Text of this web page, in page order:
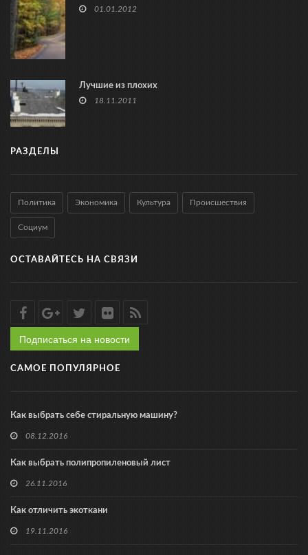
01.01.2012
Лучшие из плохих
18.11.2011
РАЗДЕЛЫ
Политика Экономика Культура Происшествия
Социум
ОСТАВАЙТЕСЬ НА СВЯЗИ
Подписаться на новости
САМОЕ ПОПУЛЯРНОЕ
Как выбрать себе стиральную машину?
08.12.2016
Как выбрать полипропиленовый лист
26.11.2016
Как отличить экоткани
19.11.2016